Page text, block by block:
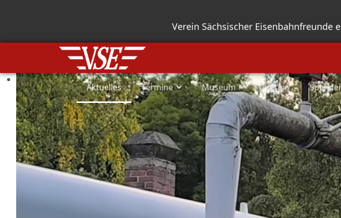
Verein Sächsischer Eisenbahnfreunde
Aktuelles Termine Museum Verein